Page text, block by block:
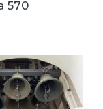
570